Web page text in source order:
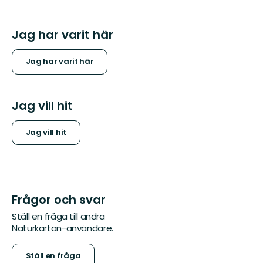
Jag har varit här
Jag har varit här
Jag vill hit
Jag vill hit
Frågor och svar
Ställ en fråga till andra
Naturkartan-användare.
Ställ en fråga